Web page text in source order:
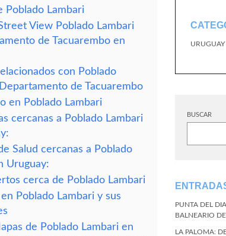
Poblado Lambari
View Poblado Lambari
de Tacuarembo en
con Poblado
de Tacuarembo
en Poblado Lambari
cercanas a Poblado Lambari
Salud cercanas a Poblado
Uruguay:
cerca de Poblado Lambari
Poblado Lambari y sus
de Poblado Lambari en
URUGUAY
BUSCAR
PUNTA DEL
BALNEARIO
LA PALOMA: